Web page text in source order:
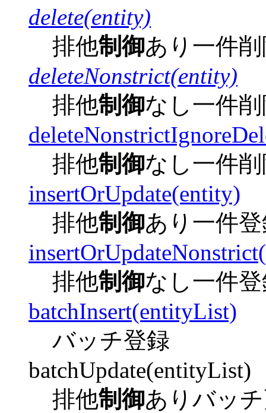
delete(entity)
排他制御あり一件
deleteNonstrict(entity)
排他制御なし一件
排他制御なし一件
insertOrUpdate(entity)
排他制御あり一件
排他制御なし一件
batchInsert(entityList)
バッチ登録
batchUpdate(entityList)
排他制御ありバッ